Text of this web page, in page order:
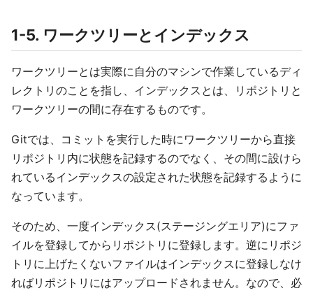
1-5. ワークツリーとインデックス
ワークツリーとは実際に自分のマシンで作業しているディ
レクトリのことを指し、インデックスとは、リポジトリと
ワークツリーの間に存在するものです。
Gitでは、コミットを実行した時にワークツリーから直接
リポジトリ内に状態を記録するのでなく、その間に設けら
れているインデックスの設定された状態を記録するように
なっています。
そのため、一度インデックス(ステージングエリア)にファ
イルを登録してからリポジトリに登録します。逆にリポジ
トリに上げたくないファイルはインデックスに登録しなけ
ればリポジトリにはアップロードされません。なので、必